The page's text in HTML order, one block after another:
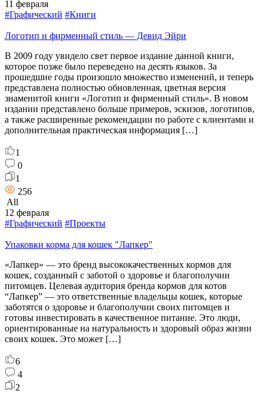
11 февраля
#Графический #Книги
Логотип и фирменный стиль — Девид Эйри
В 2009 году увидело свет первое издание данной книги,
которое позже было переведено на десять языков. За
прошедшие годы произошло множество изменений, и теперь
представлена полностью обновленная, цветная версия
знаменитой книги «Логотип и фирменный стиль». В новом
издании представлено больше примеров, эскизов, логотипов,
а также расширенные рекомендации по работе с клиентами и
дополнительная практическая информация […]
1
0
1
256
All
12 февраля
#Графический #Проекты
Упаковки корма для кошек "Лапкер"
«Лапкер» — это бренд высококачественных кормов для
кошек, созданный с заботой о здоровье и благополучии
питомцев. Целевая аудитория бренда кормов для котов
“Лапкер” — это ответственные владельцы кошек, которые
заботятся о здоровье и благополучии своих питомцев и
готовы инвестировать в качественное питание. Это люди,
ориентированные на натуральность и здоровый образ жизни
своих кошек. Это может […]
6
4
2